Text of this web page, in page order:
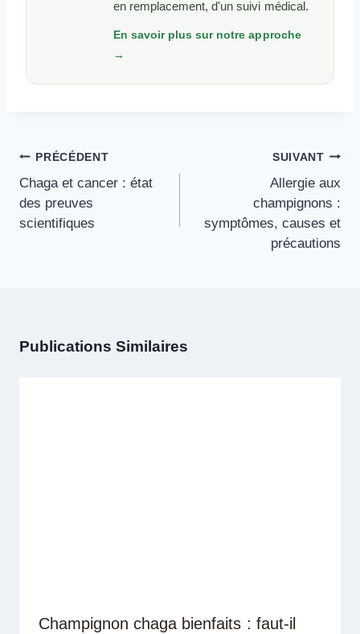
en remplacement, d'un suivi médical.
En savoir plus sur notre approche
→
Navigation
De
L’article
PRÉCÉDENT
Chaga et cancer : état
des preuves
scientifiques
SUIVANT
Allergie aux
champignons :
symptômes, causes et
précautions
Publications Similaires
Champignon chaga bienfaits : faut-il